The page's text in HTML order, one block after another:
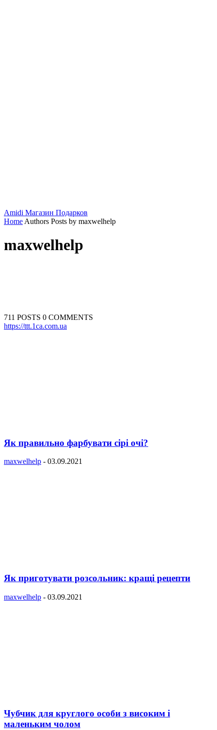
Amidi Магазин Подарков
Home Authors Posts by maxwelhelp
maxwelhelp
711 POSTS 0 COMMENTS
https://ttt.1ca.com.ua
Як правильно фарбувати сірі очі?
maxwelhelp - 03.09.2021
Як приготувати розсольник: кращі рецепти
maxwelhelp - 03.09.2021
Чубчик для круглого особи з високим і
маленьким чолом